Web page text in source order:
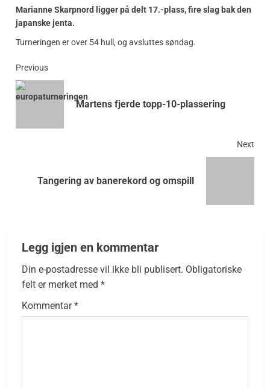
Marianne Skarpnord ligger på delt 17.-plass, fire slag bak den
japanske jenta.
Turneringen er over 54 hull, og avsluttes søndag.
Previous
Martens fjerde topp-10-plassering
Next
Tangering av banerekord og omspill
Legg igjen en kommentar
Din e-postadresse vil ikke bli publisert. Obligatoriske
felt er merket med *
Kommentar*